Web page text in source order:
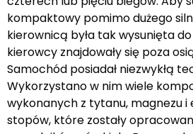
kompaktowy pomimo dużego
kierownicą była tak wysunięta
kierowcy znajdowały się poza
Samochód posiadał niezwykłą
Wykorzystano w nim wiele
wykonanych z tytanu, magnezu
stopów, które zostały